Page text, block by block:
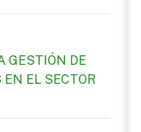
GESTIÓN DE
EL SECTOR